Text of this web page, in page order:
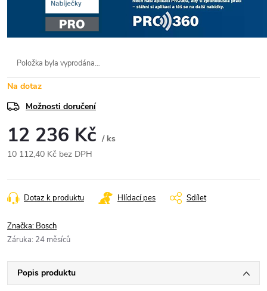
Položka byla vyprodána…
Na dotaz
Možnosti doručení
12 236 Kč / ks
10 112,40 Kč bez DPH
cena:
Dotaz k produktu Hlídací pes Sdílet
Značka: Bosch
Záruka: 24 měsíců
Popis produktu